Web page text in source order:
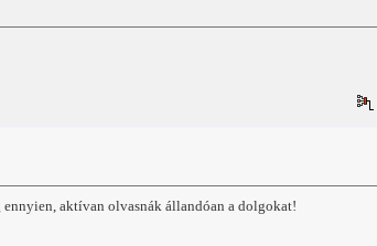
ennyien, aktívan olvasnák állandóan a dolgokat!